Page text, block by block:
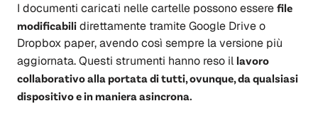
I documenti caricati nelle cartelle possono essere file
modificabili direttamente tramite Google Drive o
Dropbox paper, avendo così sempre la versione più
aggiornata. Questi strumenti hanno reso il lavoro
collaborativo alla portata di tutti, ovunque, da qualsiasi
dispositivo e in maniera asincrona.